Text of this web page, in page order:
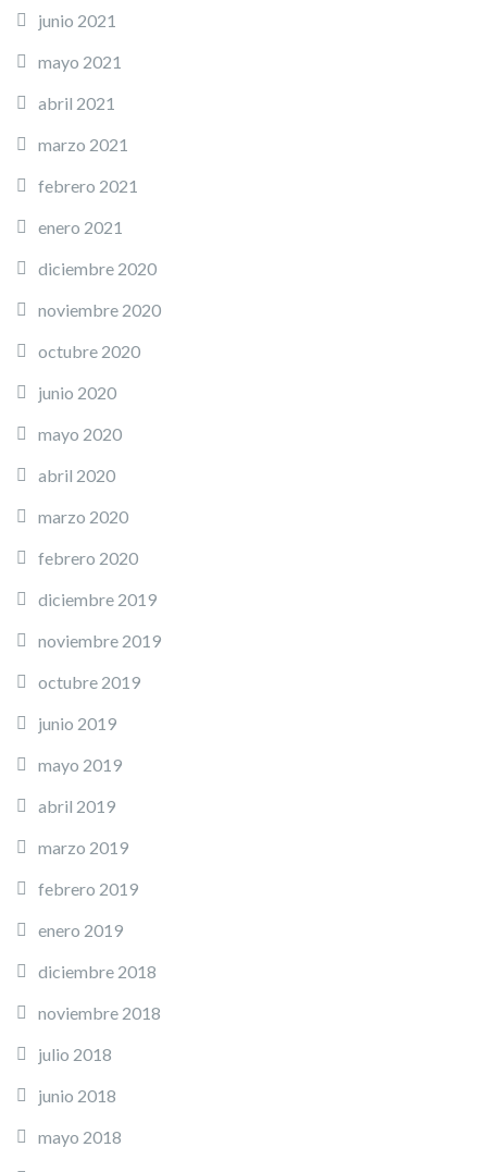
junio 2021
mayo 2021
abril 2021
marzo 2021
febrero 2021
enero 2021
diciembre 2020
noviembre 2020
octubre 2020
junio 2020
mayo 2020
abril 2020
marzo 2020
febrero 2020
diciembre 2019
noviembre 2019
octubre 2019
junio 2019
mayo 2019
abril 2019
marzo 2019
febrero 2019
enero 2019
diciembre 2018
noviembre 2018
julio 2018
junio 2018
mayo 2018